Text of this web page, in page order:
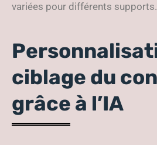
variées pour différents supports.
ciblage du
grâce à l’IA